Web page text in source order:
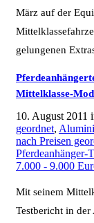
März auf der
gelungenen
Mittelklasse-
10. August 2011
geordnet,
nach Preisen
Pferdeanhänger-
7.000 - 9.000
Mit seinem
Testbericht in